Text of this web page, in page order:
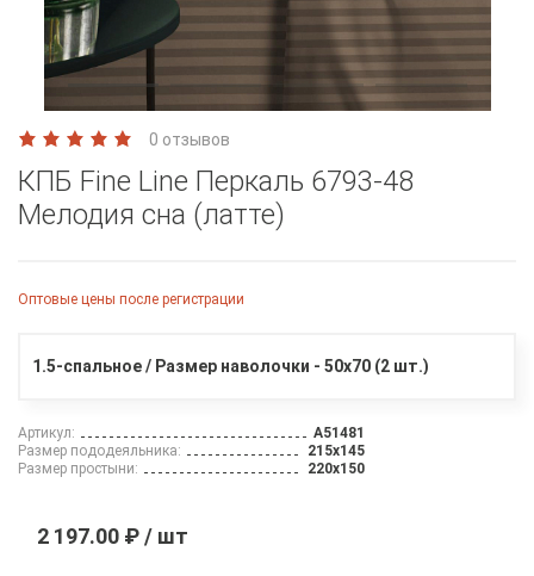
0 отзывов
КПБ Fine Line Перкаль 6793-48
Мелодия сна (латте)
Оптовые цены после регистрации
1.5-спальное / Размер наволочки - 50х70 (2 шт.)
Артикул:
A51481
Размер пододеяльника:
215х145
Размер простыни:
220х150
2 197.00 ₽ / шт